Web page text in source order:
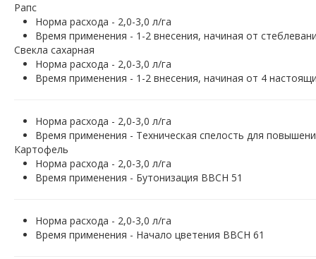
Рапс
Норма расхода - 2,0-3,0 л/га
Время применения - 1-2 внесения, начиная от
Свекла сахарная
Норма расхода - 2,0-3,0 л/га
Время применения - 1-2 внесения, начиная от 4
Норма расхода - 2,0-3,0 л/га
Время применения - Техническая спелость для
Картофель
Норма расхода - 2,0-3,0 л/га
Время применения - Бутонизация ВВСН 51
Норма расхода - 2,0-3,0 л/га
Время применения - Начало цветения ВВСН 61